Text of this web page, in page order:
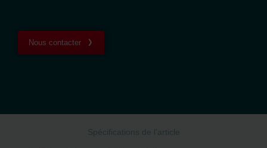
Nous contacter
Spécifications de l'article